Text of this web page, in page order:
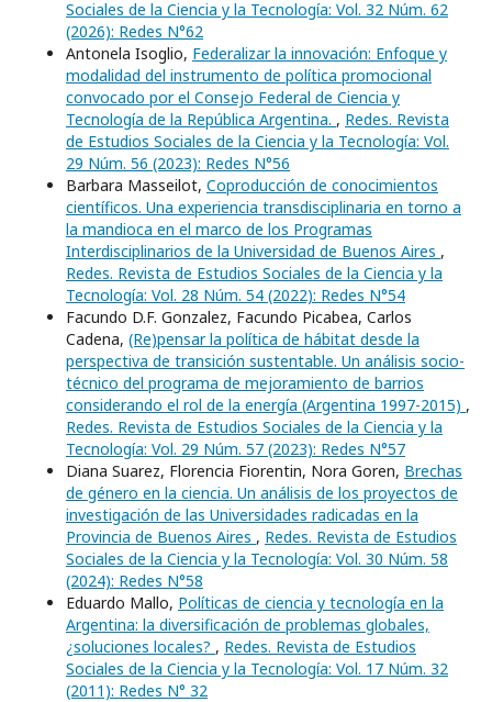
Sociales de la Ciencia y la Tecnología: Vol. 32 Núm. 62
(2026): Redes N°62
Antonela Isoglio, Federalizar la innovación: Enfoque y
modalidad del instrumento de política promocional
convocado por el Consejo Federal de Ciencia y
Tecnología de la República Argentina. , Redes. Revista
de Estudios Sociales de la Ciencia y la Tecnología: Vol.
29 Núm. 56 (2023): Redes N°56
Barbara Masseilot, Coproducción de conocimientos
científicos. Una experiencia transdisciplinaria en torno a
la mandioca en el marco de los Programas
Interdisciplinarios de la Universidad de Buenos Aires ,
Redes. Revista de Estudios Sociales de la Ciencia y la
Tecnología: Vol. 28 Núm. 54 (2022): Redes N°54
Facundo D.F. Gonzalez, Facundo Picabea, Carlos
Cadena, (Re)pensar la política de hábitat desde la
perspectiva de transición sustentable. Un análisis socio-
técnico del programa de mejoramiento de barrios
considerando el rol de la energía (Argentina 1997-2015) ,
Redes. Revista de Estudios Sociales de la Ciencia y la
Tecnología: Vol. 29 Núm. 57 (2023): Redes N°57
Diana Suarez, Florencia Fiorentin, Nora Goren, Brechas
de género en la ciencia. Un análisis de los proyectos de
investigación de las Universidades radicadas en la
Provincia de Buenos Aires , Redes. Revista de Estudios
Sociales de la Ciencia y la Tecnología: Vol. 30 Núm. 58
(2024): Redes N°58
Eduardo Mallo, Políticas de ciencia y tecnología en la
Argentina: la diversificación de problemas globales,
¿soluciones locales? , Redes. Revista de Estudios
Sociales de la Ciencia y la Tecnología: Vol. 17 Núm. 32
(2011): Redes N° 32